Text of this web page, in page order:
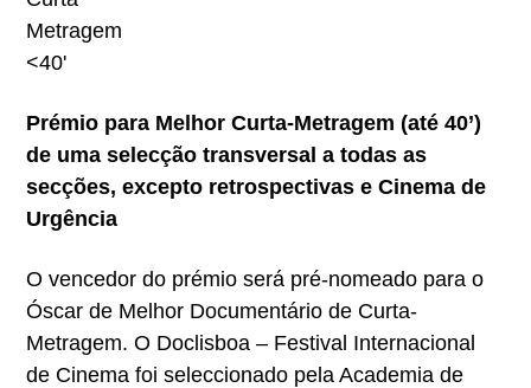
Prémio para Melhor Curta-Metragem (até 40’)
de uma selecção transversal a todas as
secções, excepto retrospectivas e Cinema de
Urgência
O vencedor do prémio será pré-nomeado para o
Óscar de Melhor Documentário de Curta-
Metragem. O Doclisboa – Festival Internacional
de Cinema foi seleccionado pela Academia de